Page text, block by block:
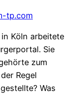
tp.com
Köln arbeitete
Sie
zum
Regel
Was